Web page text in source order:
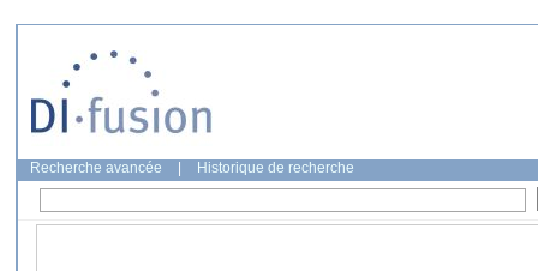
Recherche avancée Historique de recherche